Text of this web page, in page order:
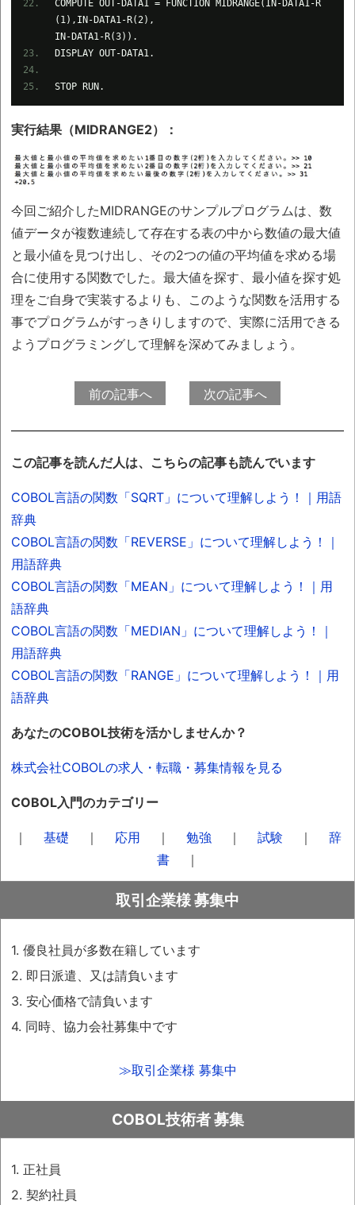
COMPUTE OUT-DATA1 = FUNCTION MIDRANGE(IN-DATA1-R
(1),IN-DATA1-R(2),
IN-DATA1-R(3)).
DISPLAY OUT-DATA1.
STOP RUN.
実行結果（MIDRANGE2）：
今回ご紹介したMIDRANGEのサンプルプログラムは、数
値データが複数連続して存在する表の中から数値の最大値
と最小値を見つけ出し、その2つの値の平均値を求める場
合に使用する関数でした。最大値を探す、最小値を探す処
理をご自身で実装するよりも、このような関数を活用する
事でプログラムがすっきりしますので、実際に活用できる
ようプログラミングして理解を深めてみましょう。
前の記事へ 次の記事へ
この記事を読んだ人は、こちらの記事も読んでいます
COBOL言語の関数「SQRT」について理解しよう！｜用語
辞典
COBOL言語の関数「REVERSE」について理解しよう！｜
用語辞典
COBOL言語の関数「MEAN」について理解しよう！｜用
語辞典
COBOL言語の関数「MEDIAN」について理解しよう！｜
用語辞典
COBOL言語の関数「RANGE」について理解しよう！｜用
語辞典
あなたのCOBOL技術を活かしませんか？
株式会社COBOLの求人・転職・募集情報を見る
COBOL入門のカテゴリー
｜ 基礎 ｜ 応用 ｜ 勉強 ｜ 試験 ｜ 辞
書｜
取引企業様 募集中
1. 優良社員が多数在籍しています
2. 即日派遣、又は請負います
3. 安心価格で請負います
4. 同時、協力会社募集中です
≫取引企業様 募集中
COBOL技術者 募集
1. 正社員
2. 契約社員